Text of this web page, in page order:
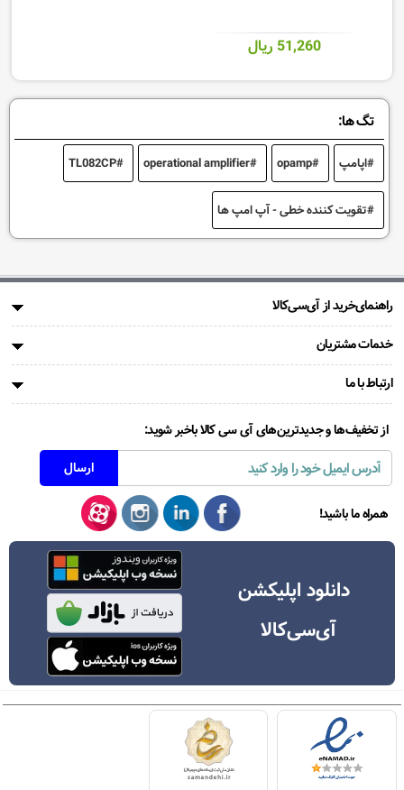
51,260 ریال
تگ ها:
اپامپ opamp
operational amplifier
TL082CP
تقویت کننده خطی - آپ امپ ها
راهنمای‌خرید از آی‌سی‌کالا
خدمات مشتریان
ارتباط با ما
از تخفیف‌ها و جدیدترین‌های آی سی کالا باخبر شوید:
همراه ما باشید!
دانلود اپلیکشن
آی‌سی‌کالا